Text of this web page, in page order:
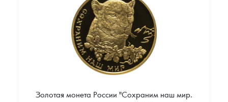
Звоните
Золотая монета России "Сохраним наш мир.